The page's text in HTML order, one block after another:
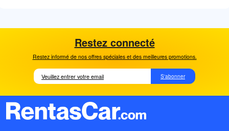
Restez connecté
Restez informé de nos offres spéciales et des meilleures promotions.
S'abonner